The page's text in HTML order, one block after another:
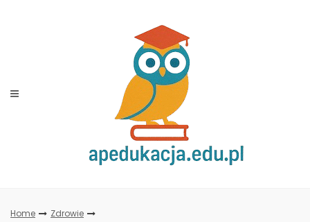
Home
Zdrowie